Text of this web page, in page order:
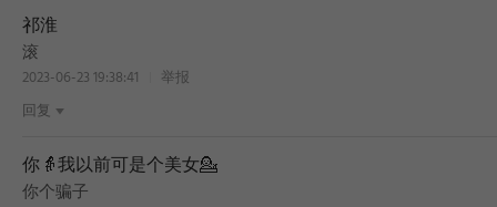
BEST
BEST
祁淮
滚
2023-06-23 19:38:41
举报
回复
你👵我以前可是个美女💁
你个骗子